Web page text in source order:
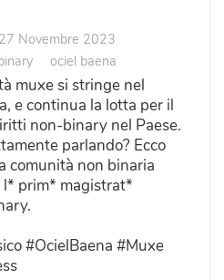
27 Novembre 2023
ociel baena
muxe si stringe nel
e continua la lotta per il
non-binary nel Paese.
parlando? Ecco
comunità non binaria
l* prim* magistrat*
#OcielBaena #Muxe